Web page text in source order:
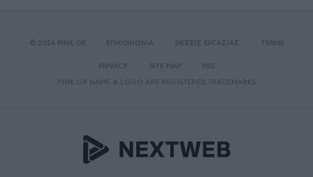
© 2026 PINK.GR ΕΠΙΚΟΙΝΩΝΙΑ ΘΕΣΕΙΣ ΕΡΓΑΣΙΑΣ TERMS
PRIVACY SITE MAP
RSS
PINK.GR NAME & LOGO ARE REGISTERED TRADEMARKS